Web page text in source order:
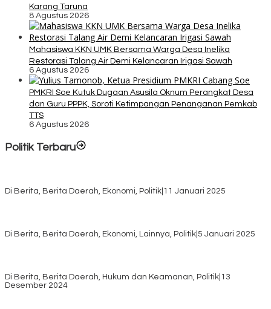
Karang Taruna
8 Agustus 2026
Mahasiswa KKN UMK Bersama Warga Desa Inelika
Restorasi Talang Air Demi Kelancaran Irigasi Sawah
6 Agustus 2026
PMKRI Soe Kutuk Dugaan Asusila Oknum Perangkat Desa
dan Guru PPPK, Soroti Ketimpangan Penanganan Pemkab
TTS
6 Agustus 2026
Politik Terbaru
Di Berita, Berita Daerah, Ekonomi, Politik 11 Januari 2025
Di Berita, Berita Daerah, Ekonomi, Lainnya, Politik 5 Januari 2025
Di Berita, Berita Daerah, Hukum dan Keamanan, Politik 13
Desember 2024